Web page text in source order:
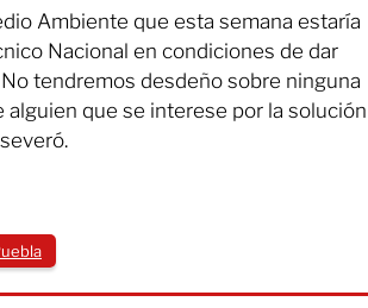
Ambiente que esta semana estaría
Nacional en condiciones de dar
No tendremos desdeño sobre ninguna
alguien que se interese por la solución